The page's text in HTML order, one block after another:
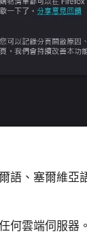
語、塞爾維亞
何雲端伺服器